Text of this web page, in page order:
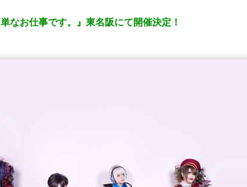
なお仕事です。』東名阪にて開催決定！